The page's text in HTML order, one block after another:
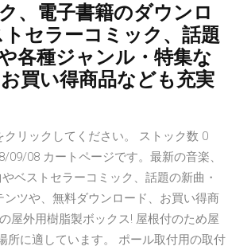
、電子書籍のダウンロ
セラーコミック、話題
各種ジャンル・特集な
買い得商品なども充実
リックしてください。 ストック数 0
09/08 カートページです。最新の音楽、
ベストセラーコミック、話題の新曲・
ツや、無料ダウンロード、お買い得商
屋外用樹脂製ボックス! 屋根付のため屋
所に適しています。 ポール取付用の取付